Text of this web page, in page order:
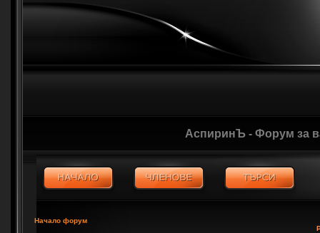
АспиринЪ - Форум за
Начало форум